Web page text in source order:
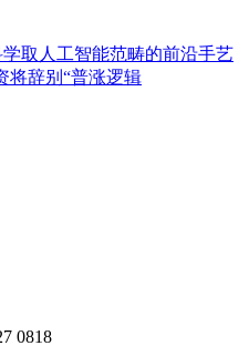
取人工智能范畴的前沿手艺
将辞别“普涨逻辑
0818